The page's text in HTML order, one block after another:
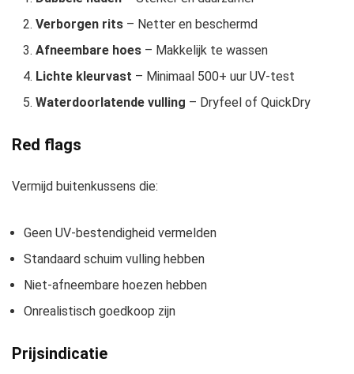
Verborgen rits – Netter en beschermd
Afneembare hoes – Makkelijk te wassen
Lichte kleurvast – Minimaal 500+ uur UV-test
Waterdoorlatende vulling – Dryfeel of QuickDry
Red flags
Vermijd buitenkussens die:
Geen UV-bestendigheid vermelden
Standaard schuim vulling hebben
Niet-afneembare hoezen hebben
Onrealistisch goedkoop zijn
Prijsindicatie